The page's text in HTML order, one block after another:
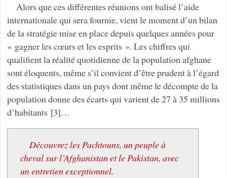
Alors que ces différentes réunions ont balisé l’aide
internationale qui sera fournie, vient le moment d’un bilan
de la stratégie mise en place depuis quelques années pour
« gagner les cœurs et les esprits ». Les chiffres qui
qualifient la réalité quotidienne de la population afghane
sont éloquents, même s’il convient d’être prudent à l’égard
des statistiques dans un pays dont même le décompte de la
population donne des écarts qui varient de 27 à 35 millions
d’habitants [3]…
Découvrez les Pachtouns, un peuple à
cheval sur l’Afghanistan et le Pakistan, avec
un entretien exceptionnel.